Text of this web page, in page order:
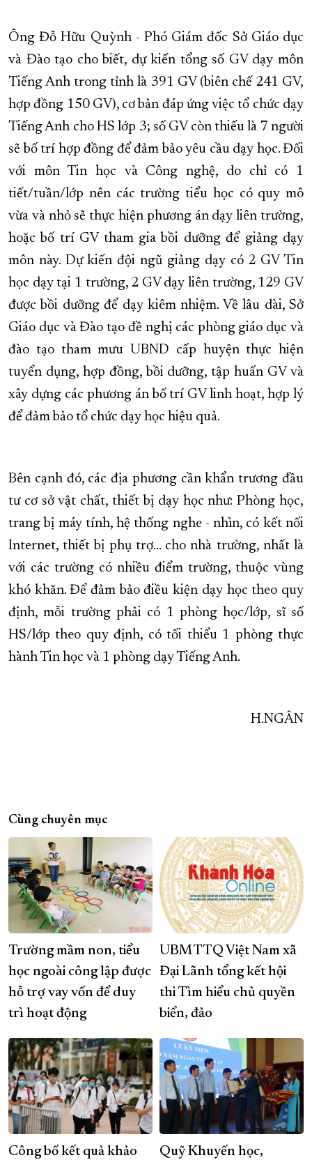
Ông Đỗ Hữu Quỳnh - Phó Giám đốc Sở Giáo dục
và Đào tạo cho biết, dự kiến tổng số GV dạy môn
Tiếng Anh trong tỉnh là 391 GV (biên chế 241 GV,
hợp đồng 150 GV), cơ bản đáp ứng việc tổ chức dạy
Tiếng Anh cho HS lớp 3; số GV còn thiếu là 7 người
sẽ bố trí hợp đồng để đảm bảo yêu cầu dạy học. Đối
với môn Tin học và Công nghệ, do chỉ có 1
tiết/tuần/lớp nên các trường tiểu học có quy mô
vừa và nhỏ sẽ thực hiện phương án dạy liên trường,
hoặc bố trí GV tham gia bồi dưỡng để giảng dạy
môn này. Dự kiến đội ngũ giảng dạy có 2 GV Tin
học dạy tại 1 trường, 2 GV dạy liên trường, 129 GV
được bồi dưỡng để dạy kiêm nhiệm. Về lâu dài, Sở
Giáo dục và Đào tạo đề nghị các phòng giáo dục và
đào tạo tham mưu UBND cấp huyện thực hiện
tuyển dụng, hợp đồng, bồi dưỡng, tập huấn GV và
xây dựng các phương án bố trí GV linh hoạt, hợp lý
để đảm bảo tổ chức dạy học hiệu quả.
Bên cạnh đó, các địa phương cần khẩn trương đầu
tư cơ sở vật chất, thiết bị dạy học như: Phòng học,
trang bị máy tính, hệ thống nghe - nhìn, có kết nối
Internet, thiết bị phụ trợ... cho nhà trường, nhất là
với các trường có nhiều điểm trường, thuộc vùng
khó khăn. Để đảm bảo điều kiện dạy học theo quy
định, mỗi trường phải có 1 phòng học/lớp, sĩ số
HS/lớp theo quy định, có tối thiểu 1 phòng thực
hành Tin học và 1 phòng dạy Tiếng Anh.
H.NGÂN
Cùng chuyên mục
Trường mầm non, tiểu
học ngoài công lập được
hỗ trợ vay vốn để duy
trì hoạt động
UBMTTQ Việt Nam xã
Đại Lãnh tổng kết hội
thi Tìm hiểu chủ quyền
biển, đảo
Công bố kết quả khảo
Quỹ Khuyến học,